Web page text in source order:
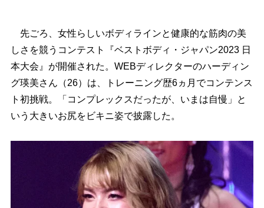
先ごろ、女性らしいボディラインと健康的な筋肉の美
しさを競うコンテスト『ベストボディ・ジャパン2023 日
本大会』が開催された。WEBディレクターのハーディン
グ瑛美さん（26）は、トレーニング歴6ヵ月でコンテンス
ト初挑戦。「コンプレックスだったが、いまは自慢」と
いう大きいお尻をビキニ姿で披露した。